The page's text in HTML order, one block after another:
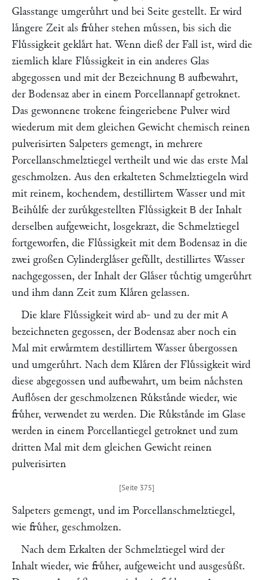
Glasstange umgeruͤhrt und bei Seite gestellt. Er wird
laͤngere Zeit als fruͤher stehen muͤssen, bis sich die
Fluͤssigkeit geklaͤrt hat. Wenn dieß der Fall ist, wird die
ziemlich klare Fluͤssigkeit in ein anderes Glas
abgegossen und mit der Bezeichnung B aufbewahrt,
der Bodensaz aber in einem Porcellannapf getroknet.
Das gewonnene trokene feingeriebene Pulver wird
wiederum mit dem gleichen Gewicht chemisch reinen
pulverisirten Salpeters gemengt, in mehrere
Porcellanschmelztiegel vertheilt und wie das erste Mal
geschmolzen. Aus den erkalteten Schmelztiegeln wird
mit reinem, kochendem, destillirtem Wasser und mit
Beihuͤlfe der zuruͤkgestellten Fluͤssigkeit B der Inhalt
derselben aufgeweicht, losgekrazt, die Schmelztiegel
fortgeworfen, die Fluͤssigkeit mit dem Bodensaz in die
zwei großen Cylinderglaͤser gefuͤllt, destillirtes Wasser
nachgegossen, der Inhalt der Glaͤser tuͤchtig umgeruͤhrt
und ihm dann Zeit zum Klaͤren gelassen.
Die klare Fluͤssigkeit wird ab- und zu der mit A
bezeichneten gegossen, der Bodensaz aber noch ein
Mal mit erwaͤrmtem destillirtem Wasser uͤbergossen
und umgeruͤhrt. Nach dem Klaͤren der Fluͤssigkeit wird
diese abgegossen und aufbewahrt, um beim naͤchsten
Aufloͤsen der geschmolzenen Ruͤkstaͤnde wieder, wie
fruͤher, verwendet zu werden. Die Ruͤkstaͤnde im Glase
werden in einem Porcellantiegel getroknet und zum
dritten Mal mit dem gleichen Gewicht reinen
pulverisirten
Salpeters gemengt, und im Porcellanschmelztiegel,
wie fruͤher, geschmolzen.
Nach dem Erkalten der Schmelztiegel wird der
Inhalt wieder, wie fruͤher, aufgeweicht und ausgesuͤßt.